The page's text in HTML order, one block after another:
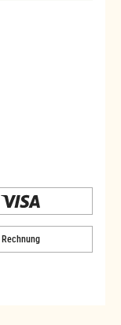
Rechnung